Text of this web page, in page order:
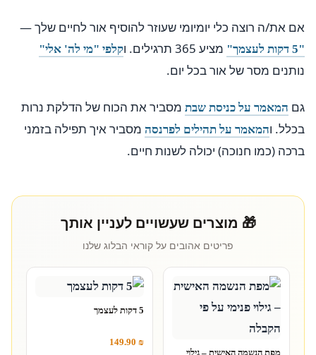
אם את/ה רוצה כלי יומיומי שעוזר להוסיף אור לחיים שלך —
"5 דקות לעצמך" מציע 365 תרגילים. ו קלפי "מי לה' אלי"
נותנים מסר של אור בכל יום.
גם המאמר על כניסת שבת מסביר את הכוח של הדלקת נרות
בכלל. והמאמר על תהילים לפרנסה מסביר איך תפילה בזמני
ברכה (כמו חנוכה) יכולה לשנות חיים.
🎁 מוצרים שעשויים לעניין אותך
פריטים אהובים על קוראי הבלוג שלנו
מפת הנשמה האישית – גילוי
5 דקות לעצמך
149.90 ₪